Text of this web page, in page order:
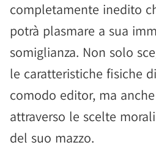
completamente inedito
potrà plasmare a sua
somiglianza. Non solo
le caratteristiche fisiche
comodo editor, ma
attraverso le scelte
del suo mazzo.